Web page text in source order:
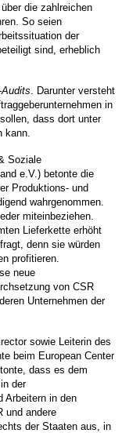
die zahlreichen
So seien
der
sind, erheblich
. Darunter versteht
in
dass dort unter
kann.
Soziale
e.V.) betonte die
Produktions- und
wahrgenommen.
miteinbeziehen.
Lieferkette erhöht
denn sie würden
profitieren.
neue
von CSR
Unternehmen der
sowie Leiterin des
beim European Center
dass es dem
der
Arbeitern in den
und andere
der Staaten aus, in